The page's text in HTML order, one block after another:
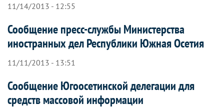
11/14/2013 - 12:55
Сообщение пресс-службы Министерства
иностранных дел Республики Южная Осетия
11/11/2013 - 13:51
Сообщение Югоосетинской делегации для
средств массовой информации